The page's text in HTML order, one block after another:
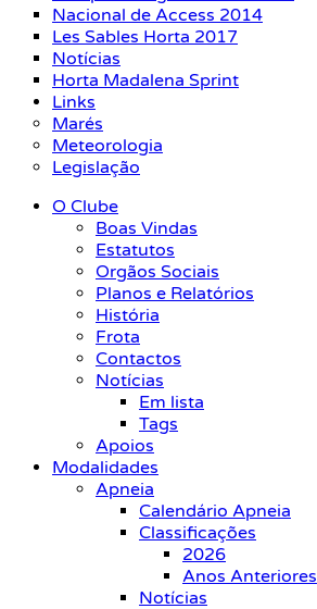
Nacional de Access 2014
Les Sables Horta 2017
Notícias
Horta Madalena Sprint
Links
Marés
Meteorologia
Legislação
O Clube
Boas Vindas
Estatutos
Orgãos Sociais
Planos e Relatórios
História
Frota
Contactos
Notícias
Em lista
Tags
Apoios
Modalidades
Apneia
Calendário Apneia
Classificações
2026
Anos Anteriores
Notícias